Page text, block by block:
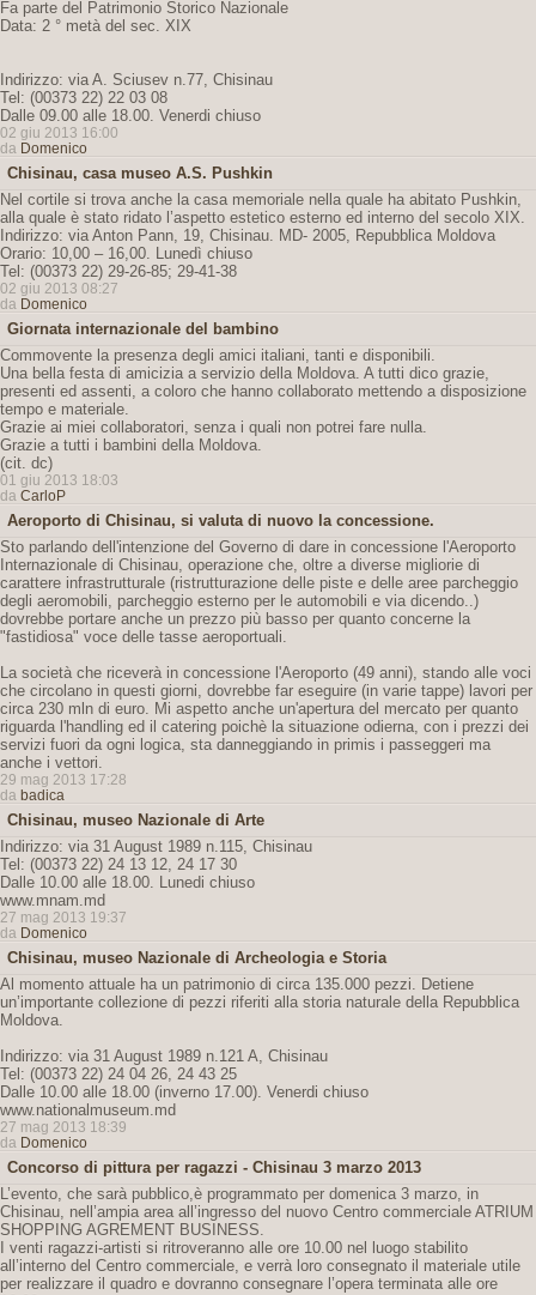
Fa parte del Patrimonio Storico Nazionale
Data: 2 ° metà del sec. XIX
Indirizzo: via A. Sciusev n.77, Chisinau
Tel: (00373 22) 22 03 08
Dalle 09.00 alle 18.00. Venerdi chiuso
02 giu 2013 16:00
da Domenico
Chisinau, casa museo A.S. Pushkin
Nel cortile si trova anche la casa memoriale nella quale ha abitato Pushkin,
alla quale è stato ridato l’aspetto estetico esterno ed interno del secolo XIX.
Indirizzo: via Anton Pann, 19, Chisinau. MD- 2005, Repubblica Moldova
Orario: 10,00 – 16,00. Lunedì chiuso
Tel: (00373 22) 29-26-85; 29-41-38
02 giu 2013 08:27
da Domenico
Giornata internazionale del bambino
Commovente la presenza degli amici italiani, tanti e disponibili.
Una bella festa di amicizia a servizio della Moldova. A tutti dico grazie,
presenti ed assenti, a coloro che hanno collaborato mettendo a disposizione
tempo e materiale.
Grazie ai miei collaboratori, senza i quali non potrei fare nulla.
Grazie a tutti i bambini della Moldova.
(cit. dc)
01 giu 2013 18:03
da CarloP
Aeroporto di Chisinau, si valuta di nuovo la concessione.
Sto parlando dell'intenzione del Governo di dare in concessione l'Aeroporto
Internazionale di Chisinau, operazione che, oltre a diverse migliorie di
carattere infrastrutturale (ristrutturazione delle piste e delle aree parcheggio
degli aeromobili, parcheggio esterno per le automobili e via dicendo..)
dovrebbe portare anche un prezzo più basso per quanto concerne la
"fastidiosa" voce delle tasse aeroportuali.
La società che riceverà in concessione l'Aeroporto (49 anni), stando alle voci
che circolano in questi giorni, dovrebbe far eseguire (in varie tappe) lavori per
circa 230 mln di euro. Mi aspetto anche un'apertura del mercato per quanto
riguarda l'handling ed il catering poichè la situazione odierna, con i prezzi dei
servizi fuori da ogni logica, sta danneggiando in primis i passeggeri ma
anche i vettori.
29 mag 2013 17:28
da badica
Chisinau, museo Nazionale di Arte
Indirizzo: via 31 August 1989 n.115, Chisinau
Tel: (00373 22) 24 13 12, 24 17 30
Dalle 10.00 alle 18.00. Lunedi chiuso
www.mnam.md
27 mag 2013 19:37
da Domenico
Chisinau, museo Nazionale di Archeologia e Storia
Al momento attuale ha un patrimonio di circa 135.000 pezzi. Detiene
un’importante collezione di pezzi riferiti alla storia naturale della Repubblica
Moldova.
Indirizzo: via 31 August 1989 n.121 A, Chisinau
Tel: (00373 22) 24 04 26, 24 43 25
Dalle 10.00 alle 18.00 (inverno 17.00). Venerdi chiuso
www.nationalmuseum.md
27 mag 2013 18:39
da Domenico
Concorso di pittura per ragazzi - Chisinau 3 marzo 2013
L’evento, che sarà pubblico,è programmato per domenica 3 marzo, in
Chisinau, nell’ampia area all’ingresso del nuovo Centro commerciale ATRIUM
SHOPPING AGREMENT BUSINESS.
I venti ragazzi-artisti si ritroveranno alle ore 10.00 nel luogo stabilito
all’interno del Centro commerciale, e verrà loro consegnato il materiale utile
per realizzare il quadro e dovranno consegnare l’opera terminata alle ore